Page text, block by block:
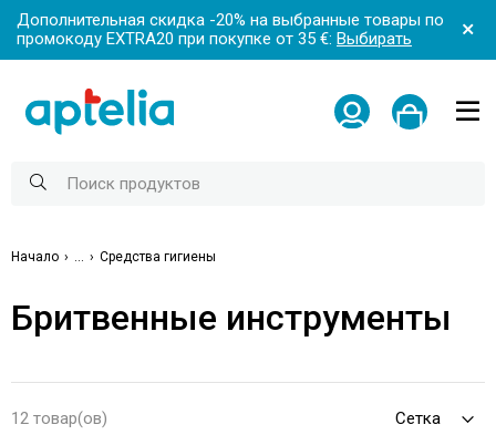
Дополнительная скидка -20% на выбранные товары по
промокоду EXTRA20 при покупке от 35 €: Выбирать
Начало Средства гигиены
Бритвенные инструменты
12 товар(ов)